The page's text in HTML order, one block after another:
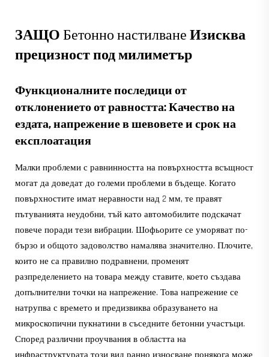
ЗАЩО Бетонно настилване Изисква
прецизност под милиметър
Функционалните последици от
отклонението от равността: Качество на
ездата, напрежение в шевовете и срок на
експлоатация
Малки проблеми с равнинността на повърхността всъщност
могат да доведат до големи проблеми в бъдеще. Когато
повърхностите имат неравности над 2 мм, те правят
пътуванията неудобни, тъй като автомобилите подскачат
повече поради тези вибрации. Шофьорите се уморяват по-
бързо и общото задоволство намалява значително. Плочите,
които не са правилно подравнени, променят
разпределението на товара между ставите, което създава
допълнителни точки на напрежение. Това напрежение се
натрупва с времето и предизвиква образуването на
микроскопични пукнатини в съседните бетонни участъци.
Според различни проучвания в областта на